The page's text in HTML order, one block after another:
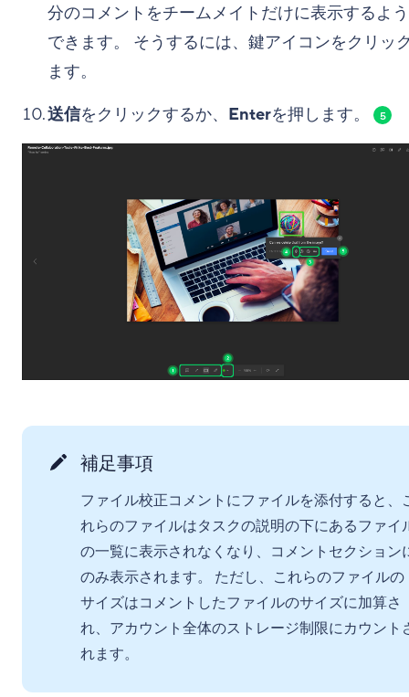
分のコメントをチームメイトだけに表示するよ
できます。 そうするには、鍵アイコンをクリッ
ます。
送信をクリックするか、 Enterを押します。 5
補足事項
ファイル校正コメントにファイルを添付すると、
れらのファイルはタスクの説明の下にあるファイ
の一覧に表示されなくなり、コメントセクション
のみ表示されます。 ただし、これらのファイルの
サイズはコメントしたファイルのサイズに加算さ
れ、アカウント全体のストレージ制限にカウント
れます。